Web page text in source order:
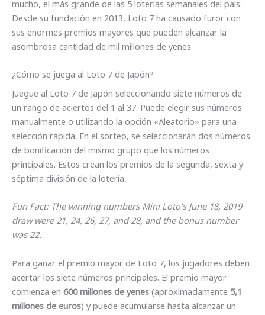
mucho, el más grande de las 5 loterías semanales del país.
Desde su fundación en 2013, Loto 7 ha causado furor con
sus enormes premios mayores que pueden alcanzar la
asombrosa cantidad de mil millones de yenes.
¿Cómo se juega al Loto 7 de Japón?
Juegue al Loto 7 de Japón seleccionando siete números de
un rango de aciertos del 1 al 37. Puede elegir sus números
manualmente o utilizando la opción «Aleatorio» para una
selección rápida. En el sorteo, se seleccionarán dos números
de bonificación del mismo grupo que los números
principales. Estos crean los premios de la segunda, sexta y
séptima división de la lotería.
Fun Fact: The winning numbers Mini Loto’s June 18, 2019
draw were 21, 24, 26, 27, and 28, and the bonus number
was 22.
Para ganar el premio mayor de Loto 7, los jugadores deben
acertar los siete números principales. El premio mayor
comienza en 600 millones de yenes (aproximadamente 5,1
millones de euros) y puede acumularse hasta alcanzar un